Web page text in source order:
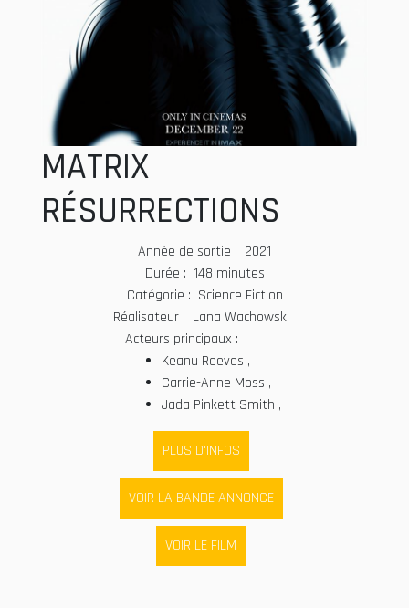
MATRIX
RÉSURRECTIONS
Année de sortie : 2021
Durée : 148 minutes
Catégorie : Science Fiction
Réalisateur : Lana Wachowski
Acteurs principaux :
Keanu Reeves ,
Carrie-Anne Moss ,
Jada Pinkett Smith ,
PLUS D'INFOS
VOIR LA BANDE ANNONCE
VOIR LE FILM